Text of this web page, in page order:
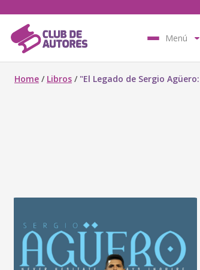
Menú
Home / Libros / "El Legado de Sergio